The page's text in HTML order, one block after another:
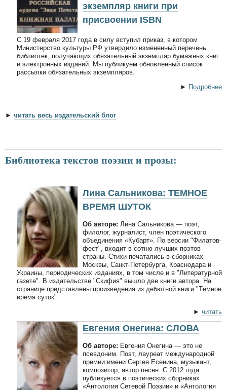
экземпляр книги при
присвоении ISBN
С 19 февраля 2017 года в силу вступил приказ, в котором
Министерство культуры РФ утвердило измененный перечень
библиотек, получающих обязательный экземпляр бумажных книг
и электронных изданий. Мы публикуем обновленный список
рассылки обязательных экземпляров.
► Подробнее
► читать весь издательский блог
Библиотека текстов поэзии и прозы:
Лина Сальникова: ТЕМНОЕ
ВРЕМЯ ШУТОК
Об авторе: Лина Сальникова — поэт,
филолог, журналист, член поэтического
объединения «Кубарт». По версии "Филатов-
фест", входит в сотню лучших поэтов
страны. Стихи печатались в сборниках
Москвы, Санкт-Петербурга, Краснодара и
Украины, периодических изданиях, в том числе и в "Литературной
газете". В издательстве "Скифия" вышло две книги автора. На
странице представлены произведения из дебютной книги "Тёмное
время суток".
► читать
Евгения Онегина: СЛОВА
Об авторе: Евгения Онегина — это не
псевдоним. Поэт, лауреат международной
премии имени Сергея Есенина, музыкант,
композитор, автор песен. С 2012 года
публикуется в поэтических сборниках
«Антология Сетевой Поэзии» и «Антология